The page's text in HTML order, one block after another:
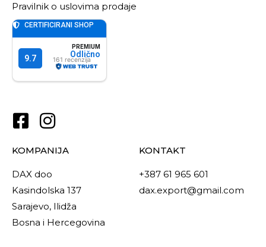
Pravilnik o uslovima prodaje
KOMPANIJA
DAX doo
Kasindolska 137
Sarajevo, Ilidža
Bosna i Hercegovina
KONTAKT
+387 61 965 601
dax.export@gmail.com